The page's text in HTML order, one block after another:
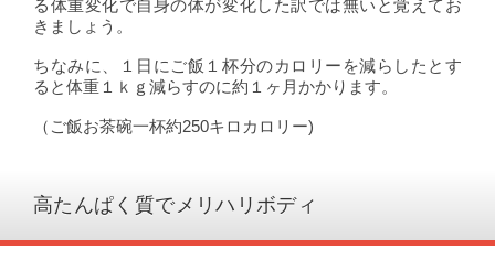
る体重変化で自身の体が変化した訳では無いと覚えてお
きましょう。
ちなみに、１日にご飯１杯分のカロリーを減らしたとす
ると体重１ｋｇ減らすのに約１ヶ月かかります。
（ご飯お茶碗一杯約250キロカロリー)
高たんぱく質でメリハリボディ